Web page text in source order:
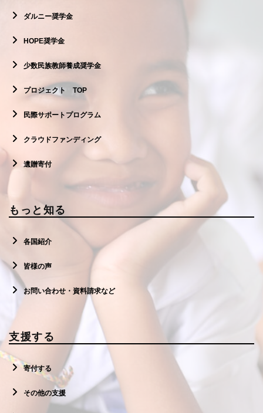
ダルニー奨学金
HOPE奨学金
少数民族教師養成奨学金
プロジェクト TOP
民際サポートプログラム
クラウドファンディング
遺贈寄付
もっと知る
各国紹介
皆様の声
お問い合わせ・資料請求など
支援する
寄付する
その他の支援